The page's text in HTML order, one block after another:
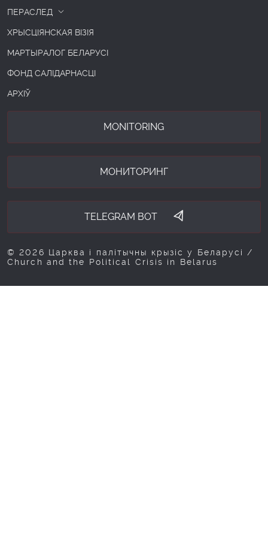
ПЕРАСЛЕД
ХРЫСЦІЯНСКАЯ ВІЗІЯ
МАРТЫРАЛОГ БЕЛАРУСІ
ФОНД САЛІДАРНАСЦІ
АРХІЎ
MONITORING
МОНИТОРИНГ
TELEGRAM BOT
© 2026 Царква і палітычны крызіс у Беларусі /
Church and the Political Crisis in Belarus